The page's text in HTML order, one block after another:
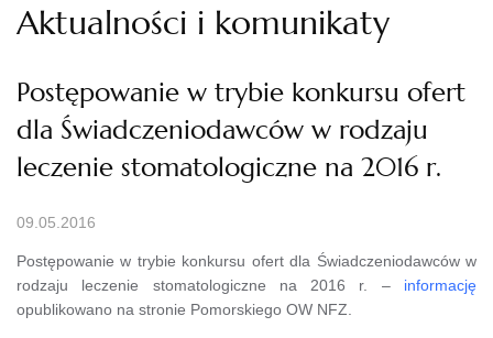
Aktualności i komunikaty
Postępowanie w trybie konkursu ofert
dla Świadczeniodawców w rodzaju
leczenie stomatologiczne na 2016 r.
09.05.2016
Postępowanie w trybie konkursu ofert dla Świadczeniodawców w
rodzaju leczenie stomatologiczne na 2016 r. – informację
opublikowano na stronie Pomorskiego OW NFZ.